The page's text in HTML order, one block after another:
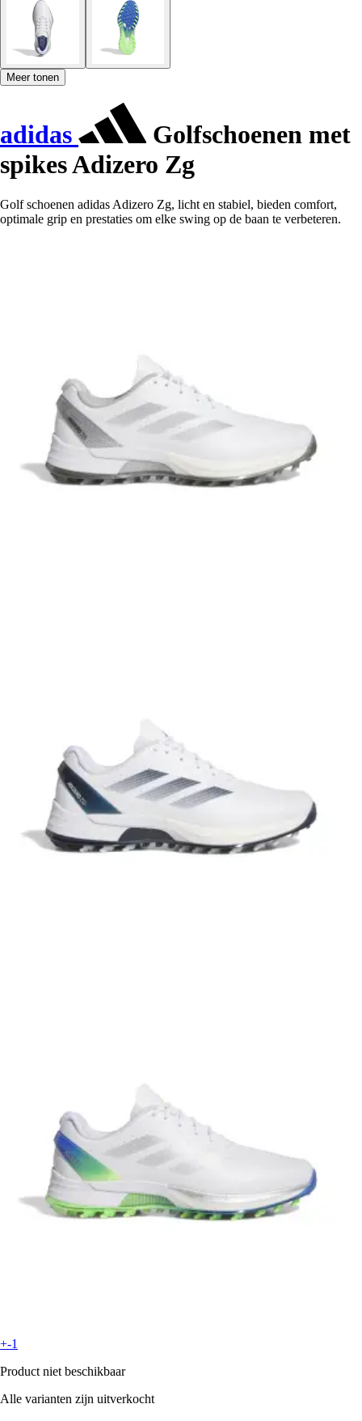
Meer tonen
adidas
Golfschoenen met
spikes Adizero Zg
Golf schoenen adidas Adizero Zg, licht en stabiel, bieden comfort,
optimale grip en prestaties om elke swing op de baan te verbeteren.
+-1
Product niet beschikbaar
Alle varianten zijn uitverkocht